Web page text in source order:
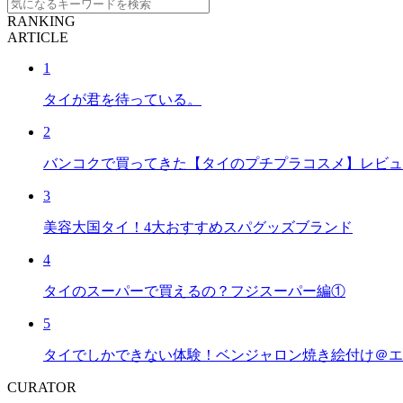
RANKING
ARTICLE
1
タイが君を待っている。
2
バンコクで買ってきた【タイのプチプラコスメ】レビュ
3
美容大国タイ！4大おすすめスパグッズブランド
4
タイのスーパーで買えるの？フジスーパー編①
5
タイでしかできない体験！ベンジャロン焼き絵付け＠
CURATOR